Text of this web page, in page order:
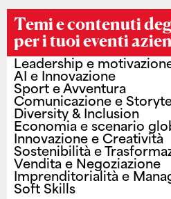
Temi e contenuti
per i tuoi eventi
Leadership e
AI e Innovazione
Sport e Avventura
Comunicazione e
Diversity & Inclusion
Economia e scenario
Innovazione e Creatività
Sostenibilità e
Vendita e Negoziazione
Imprenditorialità e
Soft Skills